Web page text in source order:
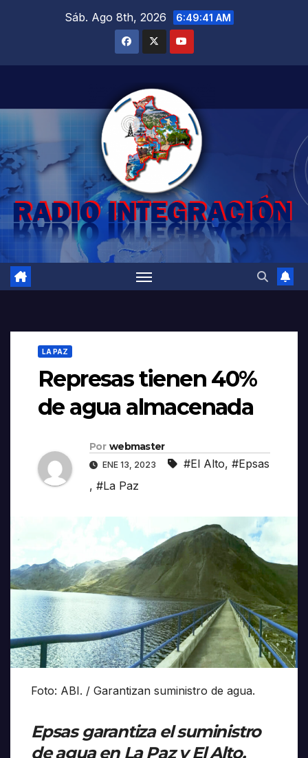
Sáb. Ago 8th, 2026 6:49:43 AM
LA PAZ
Represas tienen 40%
de agua almacenada
Por webmaster
ENE 13, 2023 #El Alto, #Epsas
, #La Paz
Foto: ABI. / Garantizan suministro de agua.
Epsas garantiza el suministro
de agua en La Paz y El Alto.